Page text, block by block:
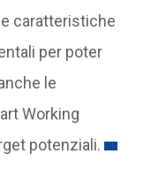
caratteristiche
per poter
le
Working
potenziali.